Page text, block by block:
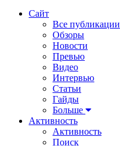
Сайт
Все публикации
Обзоры
Новости
Превью
Видео
Интервью
Статьи
Гайды
Больше
Активность
Активность
Поиск